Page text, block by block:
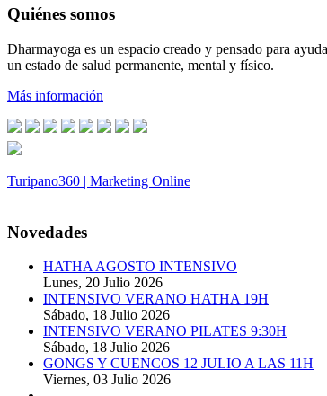
Quiénes somos
Dharmayoga es un espacio creado y pensado para
un estado de salud permanente, mental y físico.
Más información
Turipano360 | Marketing Online
Novedades
HATHA AGOSTO INTENSIVO
Lunes, 20 Julio 2026
INTENSIVO VERANO HATHA 19H
Sábado, 18 Julio 2026
INTENSIVO VERANO PILATES 9:30H
Sábado, 18 Julio 2026
GONGS Y CUENCOS 12 JULIO A LAS 11H
Viernes, 03 Julio 2026